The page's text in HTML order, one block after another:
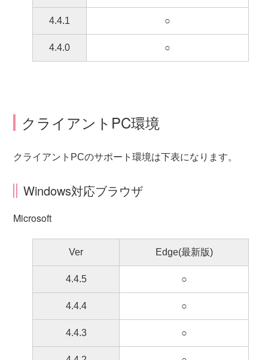
4.4.1 ○
4.4.0 ○
クライアントPC環境
クライアントPCのサポート環境は下表になります。
Windows対応ブラウザ
Microsoft
Ver Edge(最新版)
4.4.5 ○
4.4.4 ○
4.4.3 ○